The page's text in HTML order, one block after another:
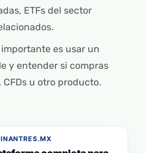
ETFs del sector
es usar un
y entender si compras
CFDs u otro producto.